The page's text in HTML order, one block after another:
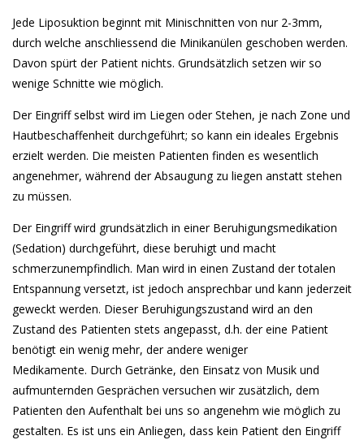
Jede Liposuktion beginnt mit Minischnitten von nur 2-3mm,
durch welche anschliessend die Minikanülen geschoben werden.
Davon spürt der Patient nichts. Grundsätzlich setzen wir so
wenige Schnitte wie möglich.
Der Eingriff selbst wird im Liegen oder Stehen, je nach Zone und
Hautbeschaffenheit durchgeführt; so kann ein ideales Ergebnis
erzielt werden. Die meisten Patienten finden es wesentlich
angenehmer, während der Absaugung zu liegen anstatt stehen
zu müssen.
Der Eingriff wird grundsätzlich in einer Beruhigungsmedikation
(Sedation) durchgeführt, diese beruhigt und macht
schmerzunempfindlich. Man wird in einen Zustand der totalen
Entspannung versetzt, ist jedoch ansprechbar und kann jederzeit
geweckt werden. Dieser Beruhigungszustand wird an den
Zustand des Patienten stets angepasst, d.h. der eine Patient
benötigt ein wenig mehr, der andere weniger
Medikamente. Durch Getränke, den Einsatz von Musik und
aufmunternden Gesprächen versuchen wir zusätzlich, dem
Patienten den Aufenthalt bei uns so angenehm wie möglich zu
gestalten. Es ist uns ein Anliegen, dass kein Patient den Eingriff